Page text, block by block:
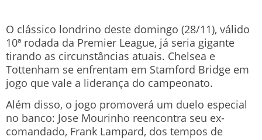
O clássico londrino deste domingo (28/11), válido
10ª rodada da Premier League, já seria gigante
tirando as circunstâncias atuais. Chelsea e
Tottenham se enfrentam em Stamford Bridge em
jogo que vale a liderança do campeonato.
Além disso, o jogo promoverá um duelo especial
no banco: Jose Mourinho reencontra seu ex-
comandado, Frank Lampard, dos tempos de